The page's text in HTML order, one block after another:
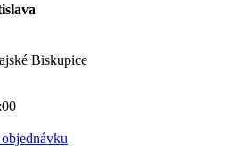
Biskupice